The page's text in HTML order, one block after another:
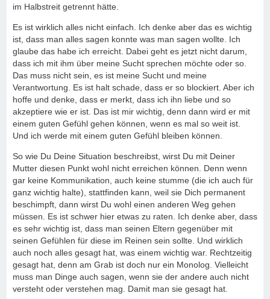
im Halbstreit getrennt hätte.
Es ist wirklich alles nicht einfach. Ich denke aber das es wichtig
ist, dass man alles sagen konnte was man sagen wollte. Ich
glaube das habe ich erreicht. Dabei geht es jetzt nicht darum,
dass ich mit ihm über meine Sucht sprechen möchte oder so.
Das muss nicht sein, es ist meine Sucht und meine
Verantwortung. Es ist halt schade, dass er so blockiert. Aber ich
hoffe und denke, dass er merkt, dass ich ihn liebe und so
akzeptiere wie er ist. Das ist mir wichtig, denn dann wird er mit
einem guten Gefühl gehen können, wenn es mal so weit ist.
Und ich werde mit einem guten Gefühl bleiben können.
So wie Du Deine Situation beschreibst, wirst Du mit Deiner
Mutter diesen Punkt wohl nicht erreichen können. Denn wenn
gar keine Kommunikation, auch keine stumme (die ich auch für
ganz wichtig halte), stattfinden kann, weil sie Dich permanent
beschimpft, dann wirst Du wohl einen anderen Weg gehen
müssen. Es ist schwer hier etwas zu raten. Ich denke aber, dass
es sehr wichtig ist, dass man seinen Eltern gegenüber mit
seinen Gefühlen für diese im Reinen sein sollte. Und wirklich
auch noch alles gesagt hat, was einem wichtig war. Rechtzeitig
gesagt hat, denn am Grab ist doch nur ein Monolog. Vielleicht
muss man Dinge auch sagen, wenn sie der andere auch nicht
versteht oder verstehen mag. Damit man sie gesagt hat.